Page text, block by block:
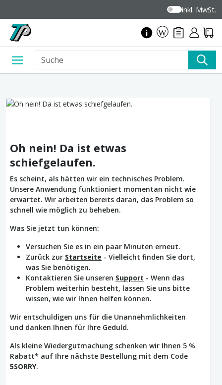
inkl. MwSt.
Oh nein! Da ist etwas
schiefgelaufen.
Es scheint, als hätten wir ein technisches Problem.
Unsere Anwendung funktioniert momentan nicht wie
erwartet. Wir arbeiten bereits daran, das Problem so
schnell wie möglich zu beheben.
Was Sie jetzt tun können:
Versuchen Sie es in ein paar Minuten erneut.
Zurück zur Startseite - Vielleicht finden Sie dort,
was Sie benötigen.
Kontaktieren Sie unseren Support - Wenn das
Problem weiterhin besteht, lassen Sie uns bitte
wissen, wie wir Ihnen helfen können.
Wir entschuldigen uns für die Unannehmlichkeiten
und danken Ihnen für Ihre Geduld.
Als kleine Wiedergutmachung schenken wir Ihnen 5 %
Rabatt* auf Ihre nächste Bestellung mit dem Code
5SORRY.